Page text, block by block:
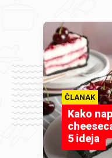
ČLANAK
Kako
5 ideja